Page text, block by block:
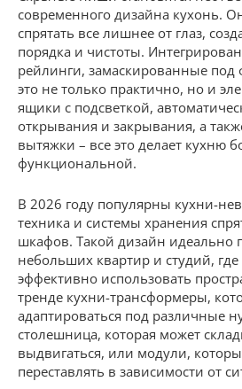
современного дизайна кухонь.
спрятать все лишнее от глаз,
порядка и чистоты.
рейлинги, замаскированные
это не только практично, но и
ящики с подсветкой,
открывания и закрывания, а
вытяжки – все это делает кухню
функциональной.
В 2026 году популярны кухни-
техника и системы хранения
шкафов. Такой дизайн идеально
небольших квартир и студий,
эффективно использовать
тренде кухни-трансформеры,
адаптироваться под различные
столешница, которая может
выдвигаться, или модули,
переставлять в зависимости от